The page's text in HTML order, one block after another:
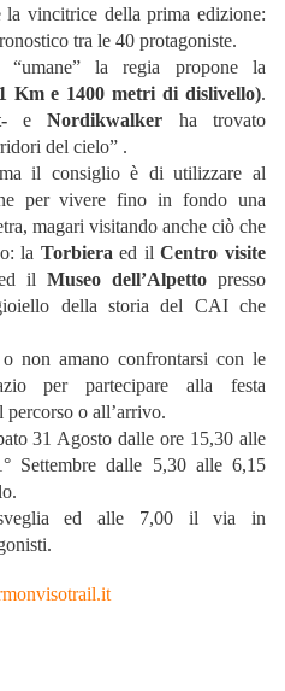
la vincitrice della prima edizione:
tra le 40 protagoniste.
la regia propone la
Km e 1400 metri di dislivello).
eNordikwalker ha trovato
del cielo” .
il consiglio è di utilizzare al
per vivere fino in fondo una
magari visitando anche ciò che
la Torbiera ed ilCentro visite
il Museo dell’Alpettopresso
della storia del CAI che
non amano confrontarsi con le
per partecipare alla festa
o all’arrivo.
31 Agosto dalle ore 15,30 alle
Settembre dalle 5,30 alle 6,15
ed alle 7,00 il via in